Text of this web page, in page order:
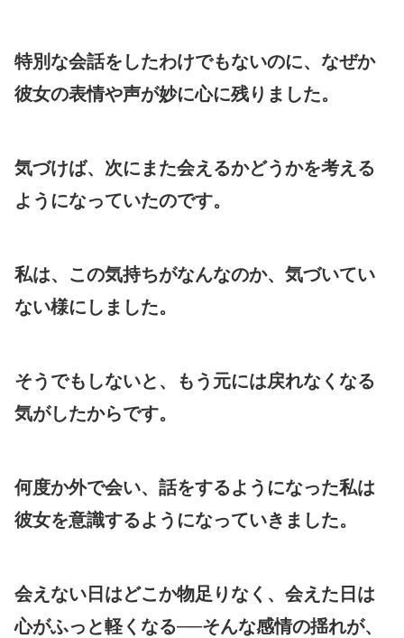
特別な会話をしたわけでもないのに、なぜか
彼女の表情や声が妙に心に残りました。
気づけば、次にまた会えるかどうかを考える
ようになっていたのです。
私は、この気持ちがなんなのか、気づいてい
ない様にしました。
そうでもしないと、もう元には戻れなくなる
気がしたからです。
何度か外で会い、話をするようになった私は
彼女を意識するようになっていきました。
会えない日はどこか物足りなく、会えた日は
心がふっと軽くなる──そんな感情の揺れが、